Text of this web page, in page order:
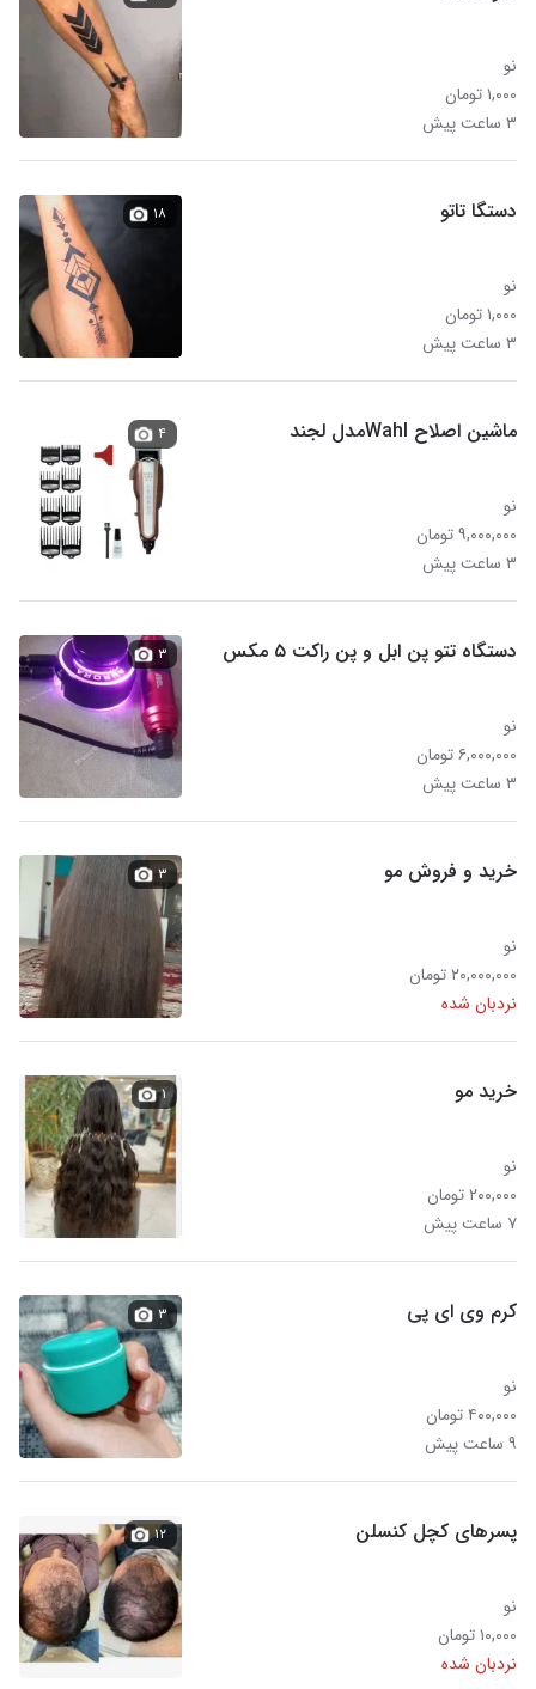
نو
۱,۰۰۰ تومان
۳ ساعت پیش
دستگا تاتو
نو
۱,۰۰۰ تومان
۳ ساعت پیش
۱۸
ماشین اصلاح Wahlمدل لجند
نو
۹,۰۰۰,۰۰۰ تومان
۳ ساعت پیش
۴
دستگاه تتو پن ابل و پن راکت ۵ مکس
نو
۶,۰۰۰,۰۰۰ تومان
۳ ساعت پیش
۳
خرید و فروش مو
نو
۲۰,۰۰۰,۰۰۰ تومان
نردبان شده
۳
خرید مو
نو
۲۰۰,۰۰۰ تومان
۷ ساعت پیش
۱
کرم وی ای پی
نو
۴۰۰,۰۰۰ تومان
۹ ساعت پیش
۳
پسرهای کچل کنسلن
نو
۱۰,۰۰۰ تومان
نردبان شده
۱۲